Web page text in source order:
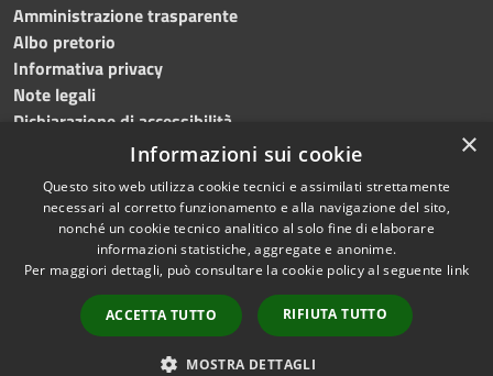
Amministrazione trasparente
Albo pretorio
Informativa privacy
Note legali
Dichiarazione di accessibilità
Accessibilità
Privacy
Mappa del sito
Copyright © 2024, Comune
di Roccarainola
Powered byMunicipium
| Accesso redazione
×
Informazioni sui cookie
Questo sito web utilizza cookie tecnici e assimilati strettamente
necessari al corretto funzionamento e alla navigazione del sito,
nonché un cookie tecnico analitico al solo fine di elaborare
informazioni statistiche, aggregate e anonime.
Per maggiori dettagli, può consultare la cookie policy al seguente link
ACCETTA TUTTO RIFIUTA TUTTO
MOSTRA DETTAGLI